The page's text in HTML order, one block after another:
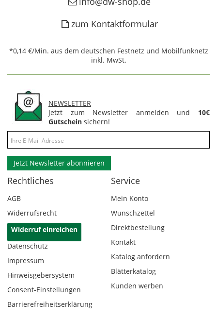
zum Kontaktformular
*0,14 €/Min. aus dem deutschen Festnetz und Mobilfunknetz
inkl. MwSt.
NEWSLETTER
Jetzt zum Newsletter anmelden und 10€
Gutschein sichern!
Jetzt Newsletter abonnieren
Rechtliches
AGB
Widerrufsrecht
Widerruf einreichen
Datenschutz
Impressum
Hinweisgebersystem
Consent-Einstellungen
Barrierefreiheitserklärung
Service
Mein Konto
Wunschzettel
Direktbestellung
Kontakt
Katalog anfordern
Blätterkatalog
Kunden werben